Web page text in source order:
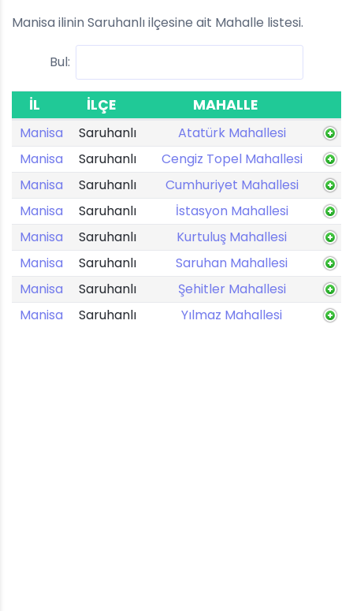
Manisa ilinin Saruhanlı ilçesine ait Mahalle listesi.
Bul:
İL İLÇE MAHALLE
Manisa Saruhanlı
Atatürk Mahallesi
Manisa
Saruhanlı
Cengiz Topel Mahallesi
Manisa
Saruhanlı
Cumhuriyet Mahallesi
Manisa
Saruhanlı
İstasyon Mahallesi
Manisa
Saruhanlı
Kurtuluş Mahallesi
Manisa
Saruhanlı
Saruhan Mahallesi
Manisa
Saruhanlı
Şehitler Mahallesi
Manisa
Saruhanlı Yılmaz Mahallesi